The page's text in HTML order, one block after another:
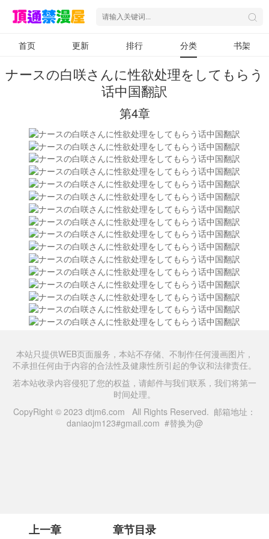
首页 更新 排行 分类 书架
ナースの白咲さんに性欲处理をしてもらう
话中国翻訳
第4章
上一章 章节目录
本站只提供WEB页面服务，本站不存储、不制作任何漫画图片，
不承担任何由于内容的合法性及健康性所引起的争议和法律责任。
若本站收录内容侵犯了您的权益，请邮件与我们联系，我们将第一
时间处理。
CopyRight © 2023 dtjm6.com All Rights Reserved. 邮箱地址：
daniaojm123#gmail.com #替换为@